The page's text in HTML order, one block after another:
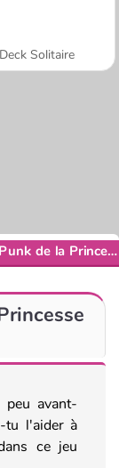
Solitaire
La Garde-Robe Punk de la Princesse
avant-
tu l'aider à
ce jeu